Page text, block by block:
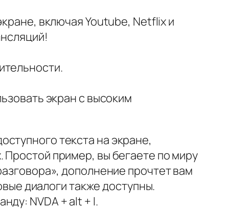
включая Youtube, Netflix и
экран с высоким
текста на экране,
пример, вы бегаете по миру
дополнение прочтет вам
диалоги также доступны.
NVDA + alt + l.